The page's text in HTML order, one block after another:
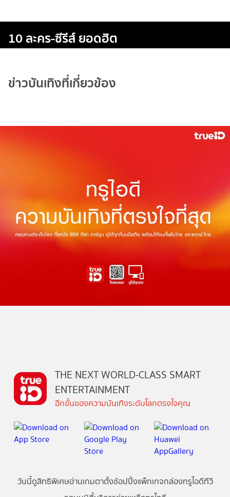
10 ละคร-ซีรีส์ ยอดฮิต
ข่าวบันเทิงที่เกี่ยวข้อง
THE NEXT WORLD-CLASS SMART
ENTERTAINMENT
อีกขั้นของความบันเทิงระดับโลกตรงใจคุณ
วันนี้ดูสิทธิพิเศษอ่านเกมตาตั้งช้อปปิ้งแพ็กเกจกล่องทรูไอดีทีวี